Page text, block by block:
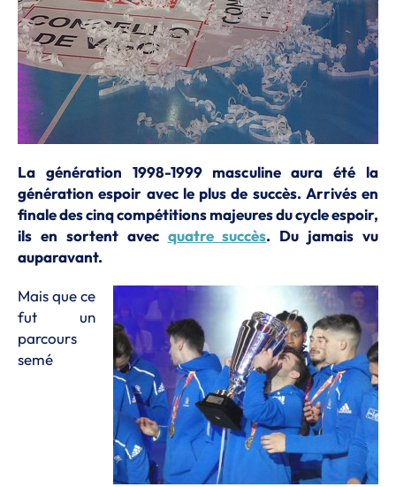
La génération 1998-1999 masculine aura été la
génération espoir avec le plus de succès. Arrivés en
finale des cinq compétitions majeures du cycle espoir,
ils en sortent avec quatre succès. Du jamais vu
auparavant.
Mais que ce
fut un
parcours
semé